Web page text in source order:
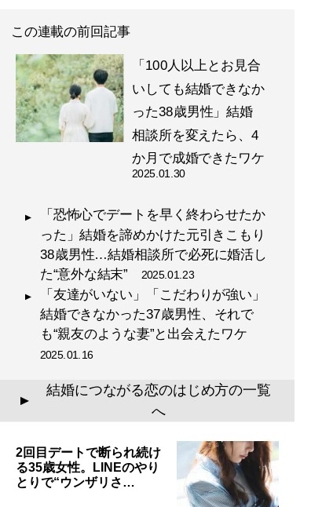
この連載の前回記事
「100人以上とお見合
いしても結婚できなか
った38歳男性」結婚
相談所を変えたら、4
か月で成婚できたワケ
2025.01.30
「恐怖心でデートを早く終わらせたか
った」結婚を諦めかけた元引きこもり
38歳男性…結婚相談所で必死に婚活し
た“意外な結末” 2025.01.23
「友達がいない」「こだわりが強い」
結婚できなかった37歳男性、それで
も“親友のような妻”と出会えたワケ
2025.01.16
▲
結婚につながる恋のはじめ方の一覧
へ
2回目デートで断られ続け
る35歳女性。LINEのやり
とりで“ウンザリさ…